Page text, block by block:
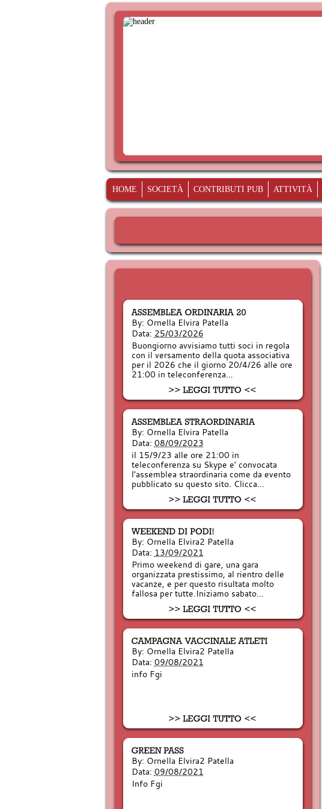
HOME SOCIETÀ CONTRIBUTI PUB ATTIVITÀ
By: Ornella Elvira Patella
Data: 25/03/2026
Buongiorno avvisiamo tutti soci in regola
con il versamento della quota associativa
per il 2026 che il giorno 20/4/26 alle ore
21:00 in teleconferenza…
By: Ornella Elvira Patella
Data: 08/09/2023
il 15/9/23 alle ore 21:00 in
teleconferenza su Skype e' convocata
l'assemblea straordinaria come da evento
pubblicato su questo sito. Clicca…
By: Ornella Elvira2 Patella
Data: 13/09/2021
Primo weekend di gare, una gara
organizzata prestissimo, al rientro delle
vacanze, e per questo risultata molto
fallosa per tutte.Iniziamo sabato…
By: Ornella Elvira2 Patella
Data: 09/08/2021
info Fgi
By: Ornella Elvira2 Patella
Data: 09/08/2021
Info Fgi